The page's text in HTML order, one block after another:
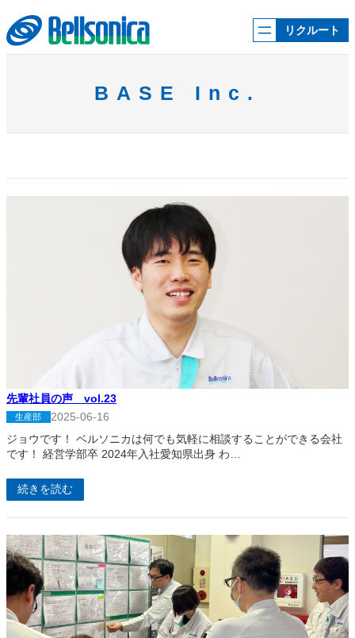
容
を
ス
リクルート
BASE Inc.
先輩社員の声 vol.23
生産部
2025-06-16
ジョウです！ ベルソニカは何でも気軽に相談することができる会社
です！ 経営学部卒 2024年入社愛知県出身 わ…
続きを読む